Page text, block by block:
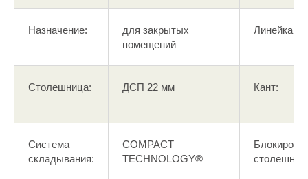
Назначение:
для закрытых
помещений
Линейка:
Столешница: ДСП 22 мм Кант:
Система
складывания:
COMPACT
TECHNOLOGY®